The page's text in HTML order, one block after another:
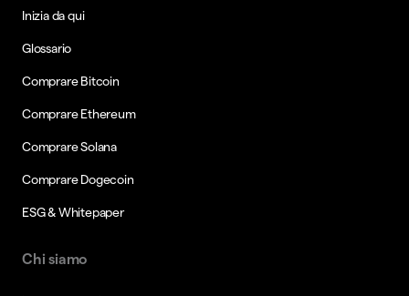
Inizia da qui
Glossario
Comprare Bitcoin
Comprare Ethereum
Comprare Solana
Comprare Dogecoin
ESG & Whitepaper
Chi siamo